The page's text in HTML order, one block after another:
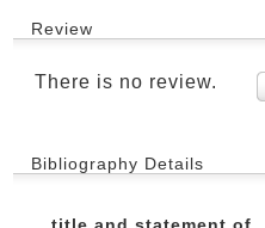
Review
There is no review.
Bibliography Details